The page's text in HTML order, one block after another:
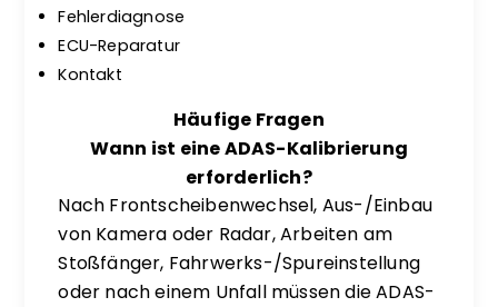
Fehlerdiagnose
ECU-Reparatur
Kontakt
Häufige Fragen
Wann ist eine ADAS-Kalibrierung
erforderlich?
Nach Frontscheibenwechsel, Aus-/Einbau
von Kamera oder Radar, Arbeiten am
Stoßfänger, Fahrwerks-/Spureinstellung
oder nach einem Unfall müssen die ADAS-